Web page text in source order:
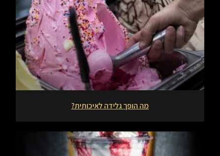
מה הופך גלידה לאיכותית?